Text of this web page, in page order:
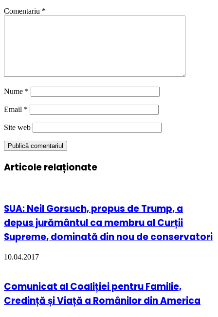
Comentariu *
Nume *
Email *
Site web
Articole relaționate
SUA: Neil Gorsuch, propus de Trump, a
depus jurământul ca membru al Curții
Supreme, dominată din nou de conservatori
10.04.2017
Comunicat al Coaliției pentru Familie,
Credință și Viață a Românilor din America